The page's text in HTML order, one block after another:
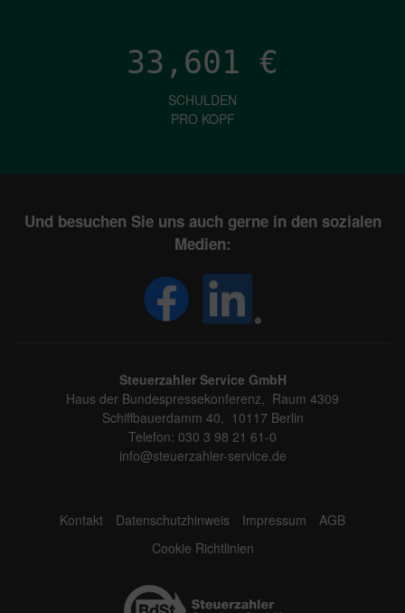
33,601 €
SCHULDEN
PRO KOPF
Und besuchen Sie uns auch gerne in den sozialen
Medien:
Steuerzahler Service GmbH
Haus der Bundespressekonferenz, Raum 4309
Schiffbauerdamm 40, 10117 Berlin
Telefon: 030 3 98 21 61-0
info@steuerzahler-service.de
Kontakt Datenschutzhinweis Impressum
AGB
Cookie Richtlinien